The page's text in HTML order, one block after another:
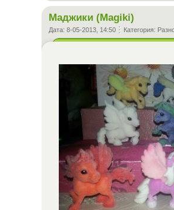
Маджики (Magiki)
Дата: 8-05-2013, 14:50 Категория: